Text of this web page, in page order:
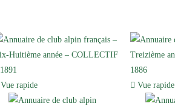
Vue rapide Vue rapide